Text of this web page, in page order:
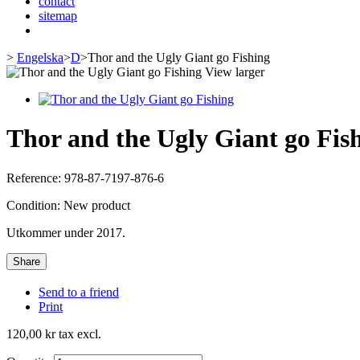
sitemap
> Engelska>D>Thor and the Ugly Giant go Fishing
View larger
Thor and the Ugly Giant go
Reference: 978-87-7197-876-6
Condition: New product
Utkommer under 2017.
Share
Send to a friend
Print
120,00 krtax excl.